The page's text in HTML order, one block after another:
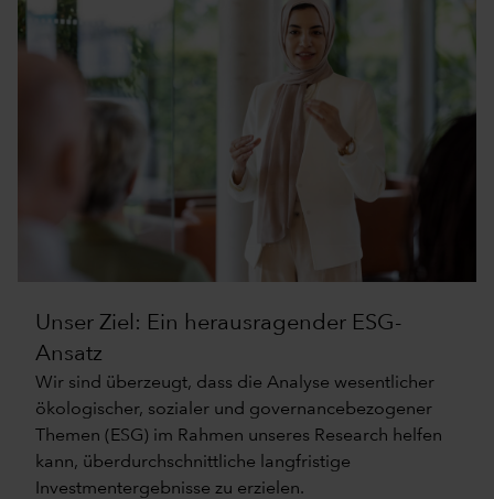
Unser Ziel: Ein herausragender ESG-
Ansatz
Wir sind überzeugt, dass die Analyse wesentlicher
ökologischer, sozialer und governancebezogener
Themen (ESG) im Rahmen unseres Research helfen
kann, überdurchschnittliche langfristige
Investmentergebnisse zu erzielen.